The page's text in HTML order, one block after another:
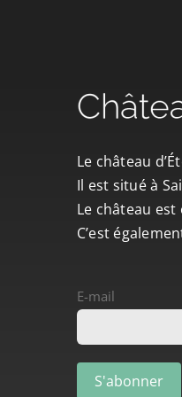
Le château
Il est situé à
Le château
C’est
E-mail